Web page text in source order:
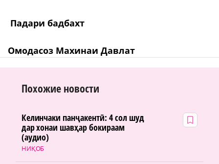
Падари бадбахт
Омодасоз Махинаи Давлат
Похожие новости
НИҚОБ
Келинчаки панҷакентӣ: 4 сол шуд
дар хонаи шавҳар бокираам
(аудио)